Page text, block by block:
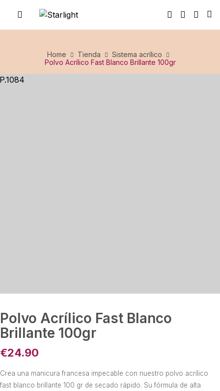
Home Tienda
Sistema acrílico
Polvo Acrílico Fast Blanco Brillante 100gr
Polvo Acrílico Fast Blanco
Brillante 100gr
Crea una manicura francesa impecable con nuestro polvo acrílico
fast blanco brillante 100 gr de secado rápido. Su fórmula de alta
€24.90